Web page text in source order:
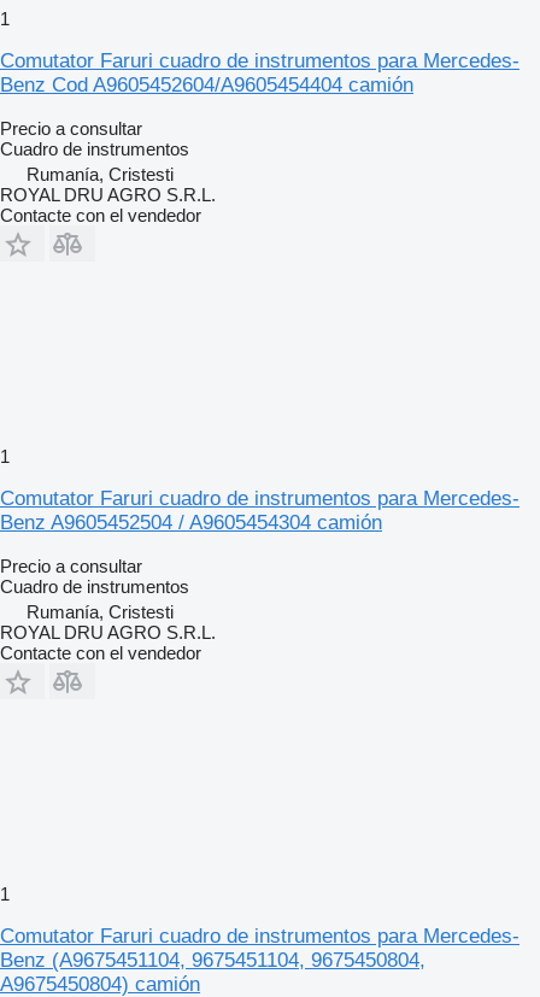
1
Comutator Faruri cuadro de instrumentos para Mercedes-
Benz Cod A9605452604/A9605454404 camión
Precio a consultar
Cuadro de instrumentos
Rumanía, Cristesti
ROYAL DRU AGRO S.R.L.
Contacte con el vendedor
1
Comutator Faruri cuadro de instrumentos para Mercedes-
Benz A9605452504 / A9605454304 camión
Precio a consultar
Cuadro de instrumentos
Rumanía, Cristesti
ROYAL DRU AGRO S.R.L.
Contacte con el vendedor
1
Comutator Faruri cuadro de instrumentos para Mercedes-
Benz (A9675451104, 9675451104, 9675450804,
A9675450804) camión